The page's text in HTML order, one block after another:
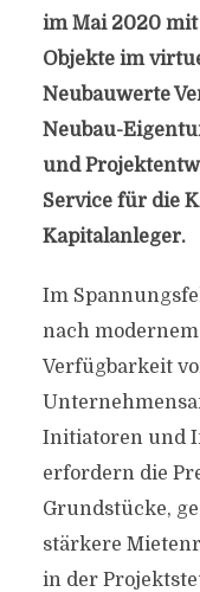
im Mai 2020 mit
Objekte im
Neubauwerte
Neubau-
und
Service für die
Kapitalanleger.
Im
nach
Verfügbarkeit
Initiatoren und
erfordern die
Grundstücke,
stärkere
in der